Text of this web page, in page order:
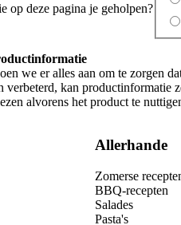
op deze pagina je geholpen?
we er alles aan om te zorgen
verbeterd, kan productinformatie
alvorens het product te
Allerhande
Zomerse
BBQ-recepten
Salades
Pasta's